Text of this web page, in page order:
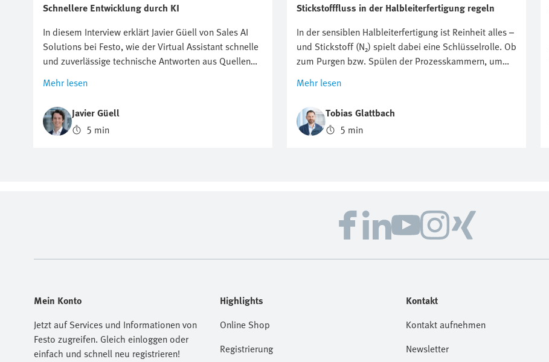
Schnellere Entwicklung durch KI
In diesem Interview erklärt Javier Güell von Sales AI
Solutions bei Festo, wie der Virtual Assistant schnelle
und zuverlässige technische Antworten aus Quellen
von Festo liefert. Er erläutert, wie dieser digitale Festo
Experte rund um die Uhr bei der Fehlerbehebung und
Produktsuche hilft. Für Ingenieure in der industriellen
Automatisierung, die unter zunehmendem Druck
stehen, Probleme schnell zu lösen, Ausfallzeiten zu
Mehr lesen
Javier Güell
5 min
Stickstofffluss in der Halbleiterfertigung regeln
In der sensiblen Halbleiterfertigung ist Reinheit alles –
und Stickstoff (N₂) spielt dabei eine Schlüsselrolle. Ob
zum Purgen bzw. Spülen der Prozesskammern, um
diese vor Partikeln und sonstigen Verunreinigungen zu
schützen oder zum Schutz vor Oxidation: Die
Optimierung des Stickstoffverbrauchs ist
entscheidend. Aber wie lässt sich dieser Fluss
effizient, reproduzierbar und möglichst wirtschaftlich
Mehr lesen
Tobias Glattbach
5 min
Mein Konto
Jetzt auf Services und Informationen von
Festo zugreifen. Gleich einloggen oder
einfach und schnell neu registrieren!
Highlights
Online Shop
Registrierung
Kontakt
Kontakt aufnehmen
Newsletter